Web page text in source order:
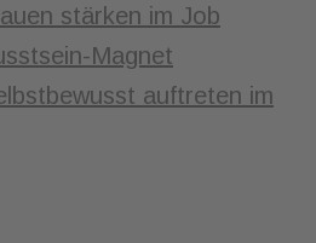
stärken im Job
Magnet
auftreten im